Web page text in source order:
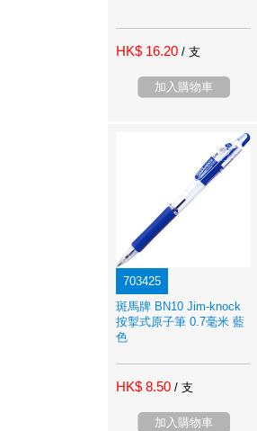
HK$ 16.20 / 支
加入購物車
703425
斑馬牌 BN10 Jim-knock
按掣式原子筆 0.7毫米 藍
色
HK$ 8.50 / 支
加入購物車